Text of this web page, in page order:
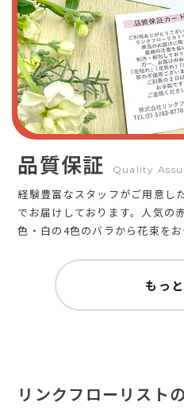
品質保証 Quality
経験豊富なスタッフがご用意し
でお届けしております。人気の
色・白の4色のバラから花束をお
もっ
リンクフローリスト